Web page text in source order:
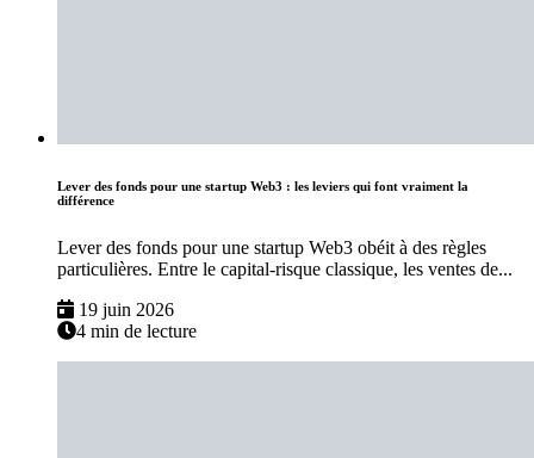
Lever des fonds pour une startup Web3 : les leviers qui font vraiment la
différence
Lever des fonds pour une startup Web3 obéit à des règles
particulières. Entre le capital-risque classique, les ventes de...
19 juin 2026
4 min de lecture